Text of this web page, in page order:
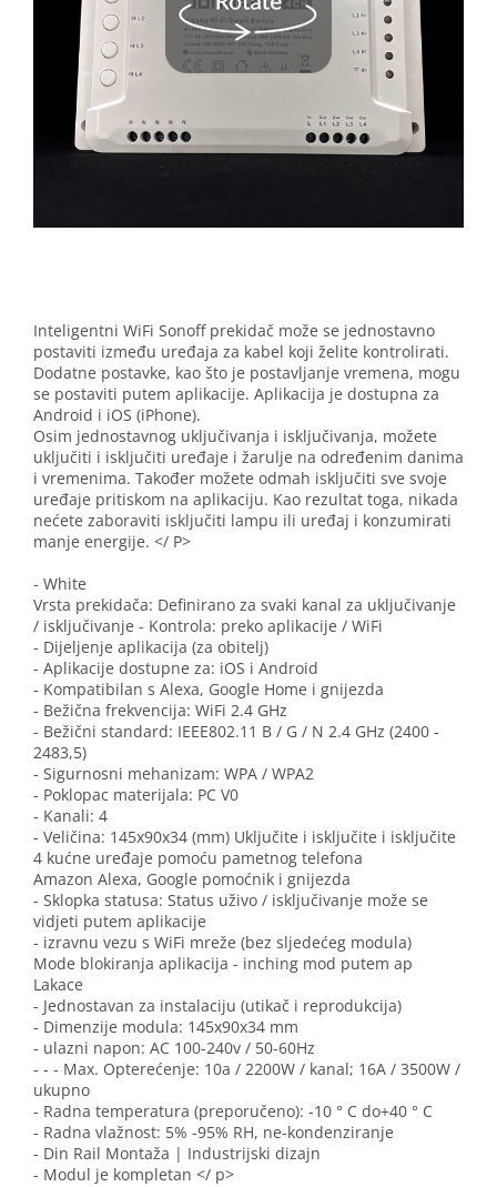
Inteligentni WiFi Sonoff prekidač može se jednostavno
postaviti između uređaja za kabel koji želite kontrolirati.
Dodatne postavke, kao što je postavljanje vremena, mogu
se postaviti putem aplikacije. Aplikacija je dostupna za
Android i iOS (iPhone).
Osim jednostavnog uključivanja i isključivanja, možete
uključiti i isključiti uređaje i žarulje na određenim danima
i vremenima. Također možete odmah isključiti sve svoje
uređaje pritiskom na aplikaciju. Kao rezultat toga, nikada
nećete zaboraviti isključiti lampu ili uređaj i konzumirati
manje energije. </ P>
- White
Vrsta prekidača: Definirano za svaki kanal za uključivanje
/ isključivanje - Kontrola: preko aplikacije / WiFi
- Dijeljenje aplikacija (za obitelj)
- Aplikacije dostupne za: iOS i Android
- Kompatibilan s Alexa, Google Home i gnijezda
- Bežična frekvencija: WiFi 2.4 GHz
- Bežični standard: IEEE802.11 B / G / N 2.4 GHz (2400 -
2483,5)
- Sigurnosni mehanizam: WPA / WPA2
- Poklopac materijala: PC V0
- Kanali: 4
- Veličina: 145x90x34 (mm) Uključite i isključite i isključite
4 kućne uređaje pomoću pametnog telefona
Amazon Alexa, Google pomoćnik i gnijezda
- Sklopka statusa: Status uživo / isključivanje može se
vidjeti putem aplikacije
- izravnu vezu s WiFi mreže (bez sljedećeg modula)
Mode blokiranja aplikacija - inching mod putem ap
Lakace
- Jednostavan za instalaciju (utikač i reprodukcija)
- Dimenzije modula: 145x90x34 mm
- ulazni napon: AC 100-240v / 50-60Hz
- - - Max. Opterećenje: 10a / 2200W / kanal; 16A / 3500W /
ukupno
- Radna temperatura (preporučeno): -10 ° C do+40 ° C
- Radna vlažnost: 5% -95% RH, ne-kondenziranje
- Din Rail Montaža | Industrijski dizajn
- Modul je kompletan </ p>